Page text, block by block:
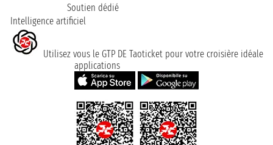
Soutien dédié
Intelligence artificiel
Utilisez vous le GTP DE Taoticket pour votre croisière idéale
applications